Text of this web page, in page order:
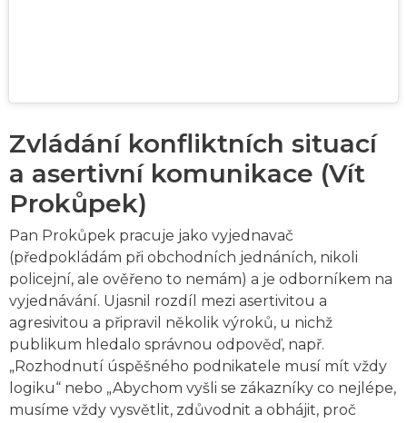
Zvládání konfliktních situací
a asertivní komunikace (Vít
Prokůpek)
Pan Prokůpek pracuje jako vyjednavač
(předpokládám při obchodních jednáních, nikoli
policejní, ale ověřeno to nemám) a je odborníkem na
vyjednávání. Ujasnil rozdíl mezi asertivitou a
agresivitou a připravil několik výroků, u nichž
publikum hledalo správnou odpověď, např.
„Rozhodnutí úspěšného podnikatele musí mít vždy
logiku“ nebo „Abychom vyšli se zákazníky co nejlépe,
musíme vždy vysvětlit, zdůvodnit a obhájit, proč